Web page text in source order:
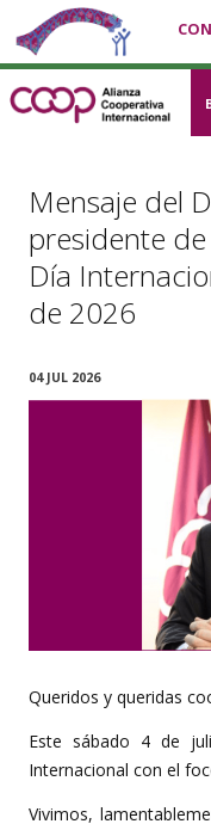
Mensaje del
presidente
Día
de 2026
04 JUL 2026
Queridos y queridas
Este sábado 4 de
Internacional con el
Vivimos,